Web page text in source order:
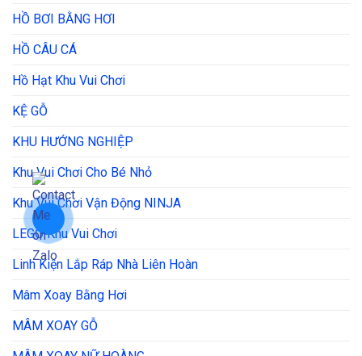
HỒ BƠI BẰNG HƠI
HỒ CÂU CÁ
Hồ Hạt Khu Vui Chơi
KỆ GỖ
KHU HƯỚNG NGHIỆP
Khu Vui Chơi Cho Bé Nhỏ
Khu Vui Chơi Vận Động NINJA
LEGO Khu Vui Chơi
Linh Kiện Lắp Ráp Nhà Liên Hoàn
Mâm Xoay Bằng Hơi
MÂM XOAY GỖ